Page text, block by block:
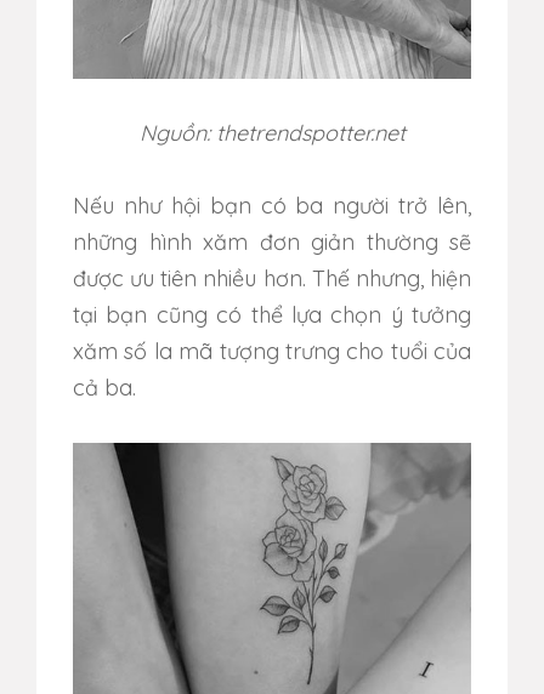
Nguồn: thetrendspotter.net
Nếu như hội bạn có ba người trở lên,
những hình xăm đơn giản thường sẽ
được ưu tiên nhiều hơn. Thế nhưng, hiện
tại bạn cũng có thể lựa chọn ý tưởng
xăm số la mã tượng trưng cho tuổi của
cả ba.